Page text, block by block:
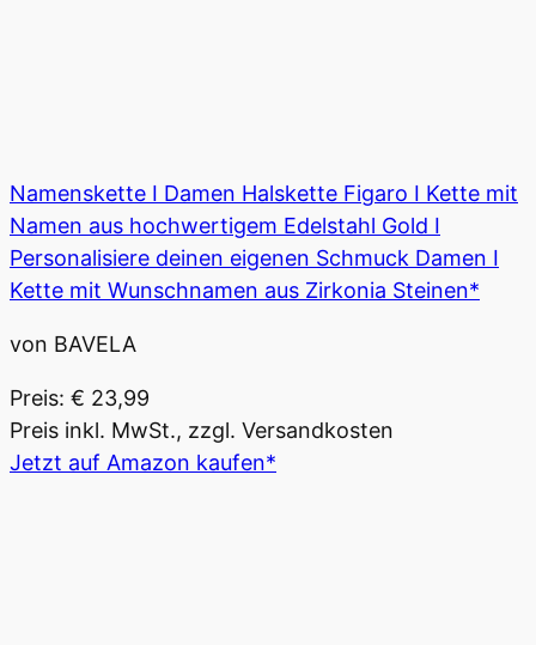
Namenskette I Damen Halskette Figaro I Kette mit
Namen aus hochwertigem Edelstahl Gold I
Personalisiere deinen eigenen Schmuck Damen I
Kette mit Wunschnamen aus Zirkonia Steinen*
von BAVELA
Preis: € 23,99
Preis inkl. MwSt., zzgl. Versandkosten
Jetzt auf Amazon kaufen*